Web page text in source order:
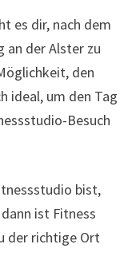
es dir, nach dem
an der Alster zu
den
ideal, um den Tag
Besuch
bist,
ist Fitness
der richtige Ort